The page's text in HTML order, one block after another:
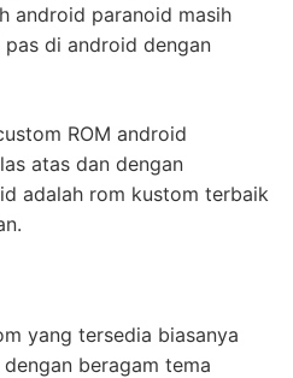
android paranoid masih
di android dengan
ROM android
atas dan dengan
adalah rom kustom terbaik
yang tersedia biasanya
beragam tema